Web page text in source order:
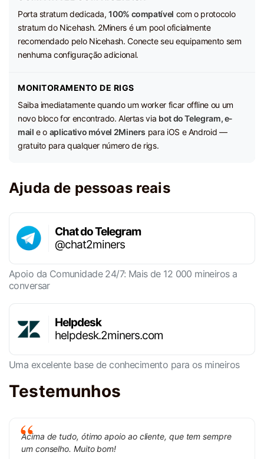
Porta stratum dedicada,100% compatível com o protocolo
stratum do Nicehash. 2Miners é um pool oficialmente
recomendado pelo Nicehash. Conecte seu equipamento sem
nenhuma configuração adicional.
MONITORAMENTO DE RIGS
Saiba imediatamente quando um worker ficar offline ou um
novo bloco for encontrado. Alertas via bot do Telegram, e-
mail e o aplicativo móvel 2Miners para iOS e Android —
gratuito para qualquer número de rigs.
Ajuda de pessoas reais
Chat do Telegram
@chat2miners
Apoio da Comunidade 24/7: Mais de 12 000 mineiros a
conversar
Helpdesk
helpdesk.2miners.com
Uma excelente base de conhecimento para os mineiros
Testemunhos
Acima de tudo, ótimo apoio ao cliente, que tem sempre
um conselho. Muito bom!